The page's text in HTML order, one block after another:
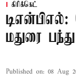
கிரிக்கெட்
மதுரை
Published on: 08 Aug